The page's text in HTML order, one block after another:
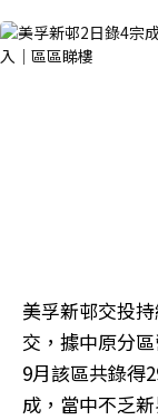
美孚新邨交投
交，據中原分
9月該區共錄得
成，當中不乏